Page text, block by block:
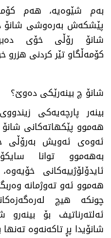
بەم شێوەیە، هەم
پێشكەش بەرەوشی شانۆ
شانۆ رۆڵی خۆی
كۆمەڵگاو تێر كردنی هزرو
شانۆ چ بینەرێكی دەوێ‌؟
بینەر پارچەیەكی
هەموو پێكهاتەكانی شانۆ
ئەوەی ئەویش
بەهەموو توانا
ئایدۆلۆژییەكانی
هەموو ئەو تەوژمانە
چونكە هیچ
ئەلتەرناتیف بۆ
شانۆیدا پڕ تاكەنەوە